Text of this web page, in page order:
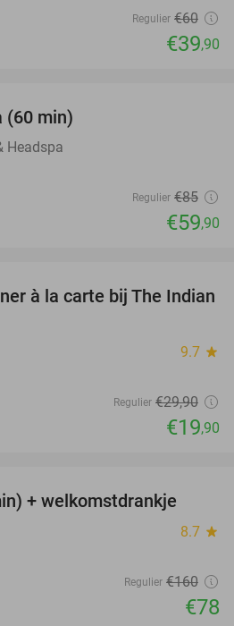
Regulier €60
€39,90
(60 min)
Headspa
Regulier €85
€59,90
33%
à la carte bij The Indian
9.7 star
Regulier €29,90
€19,90
+ welkomstdrankje
8.7 star
Regulier €160
€78